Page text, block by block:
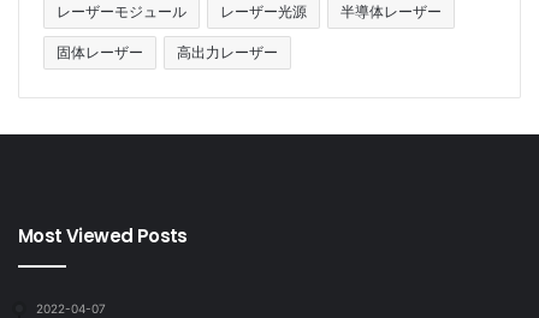
レーザーモジュール レーザー光源 半導体レーザー
固体レーザー 高出力レーザー
Most Viewed Posts
2022-04-07